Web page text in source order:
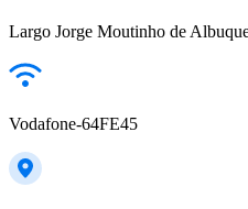
Largo Jorge Moutinho de
Vodafone-64FE45